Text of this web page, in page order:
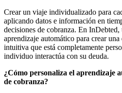
Crear un viaje individualizado para
aplicando datos e información en
decisiones de cobranza. En
aprendizaje automático para crear
intuitiva que está completamente
individuo interactúa con su deuda.
¿Cómo personaliza el aprendizaje
de cobranza?